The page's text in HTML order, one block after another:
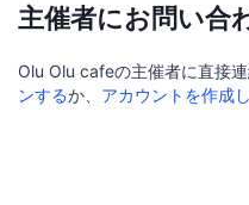
主催者にお問い合
Olu Olu cafeの主催者に直接
ンするか、 アカウントを作成